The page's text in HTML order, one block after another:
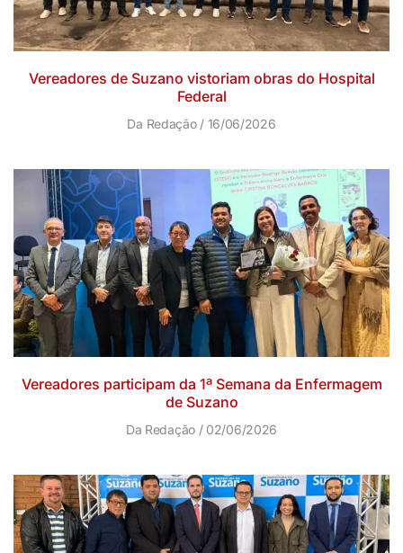
Vereadores de Suzano vistoriam obras do Hospital
Federal
Da Redação 16/06/2026
Vereadores participam da 1ª Semana da Enfermagem
de Suzano
Da Redação 02/06/2026